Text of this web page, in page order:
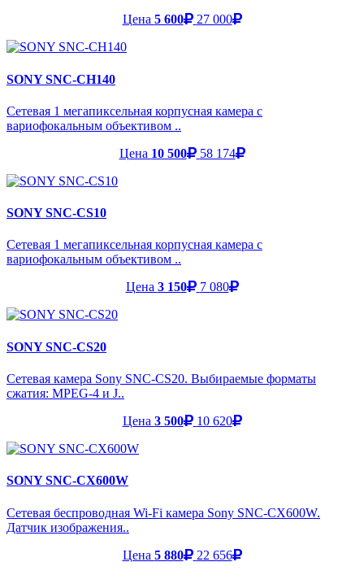
Цена 5 600 27 000
SONY SNC-CH140
Сетевая 1 мегапиксельная корпусная камера с
вариофокальным объективом ..
Цена 10 500 58 174
SONY SNC-CS10
Сетевая 1 мегапиксельная корпусная камера с
вариофокальным объективом ..
Цена 3 150 7 080
SONY SNC-CS20
Сетевая камера Sony SNC-CS20. Выбираемые форматы
сжатия: MPEG-4 и J..
Цена 3 500 10 620
SONY SNC-CX600W
Сетевая беспроводная Wi-Fi камера Sony SNC-CX600W.
Датчик изображения..
Цена 5 880 22 656